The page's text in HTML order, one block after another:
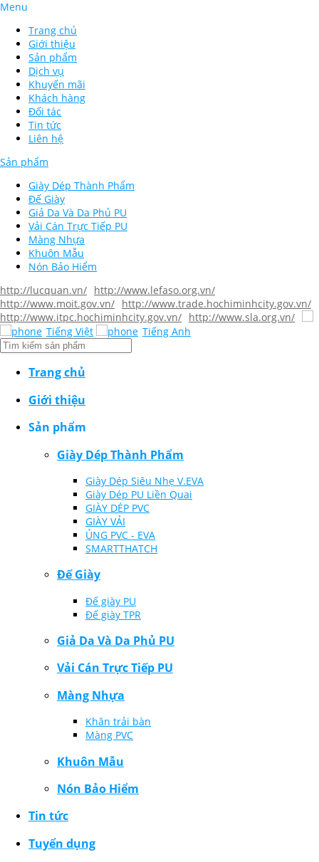
Menu
Trang chủ
Giới thiệu
Sản phẩm
Dịch vụ
Khuyến mãi
Khách hàng
Đối tác
Tin tức
Liên hệ
Sản phẩm
Giày Dép Thành Phẩm
Đế Giày
Giả Da Và Da Phủ PU
Vải Cán Trực Tiếp PU
Màng Nhựa
Khuôn Mẫu
Nón Bảo Hiểm
http://lucquan.vn/ http://www.lefaso.org.vn/
http://www.moit.gov.vn/ http://www.trade.hochiminhcity.gov.vn/
http://www.itpc.hochiminhcity.gov.vn/ http://www.sla.org.vn/
Tiếng Việt
Tiếng Anh
Trang chủ
Giới thiệu
Sản phẩm
Giày Dép Thành Phẩm
Giày Dép Siêu Nhẹ V.EVA
Giày Dép PU Liền Quai
GIÀY DÉP PVC
GIÀY VẢI
ỦNG PVC - EVA
SMARTTHATCH
Đế Giày
Đế giày PU
Đế giày TPR
Giả Da Và Da Phủ PU
Vải Cán Trực Tiếp PU
Màng Nhựa
Khăn trải bàn
Màng PVC
Khuôn Mẫu
Nón Bảo Hiểm
Tin tức
Tuyển dụng